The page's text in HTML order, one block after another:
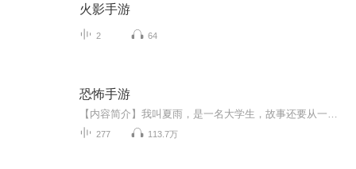
火影手游
2 64
恐怖手游
277 113.7万